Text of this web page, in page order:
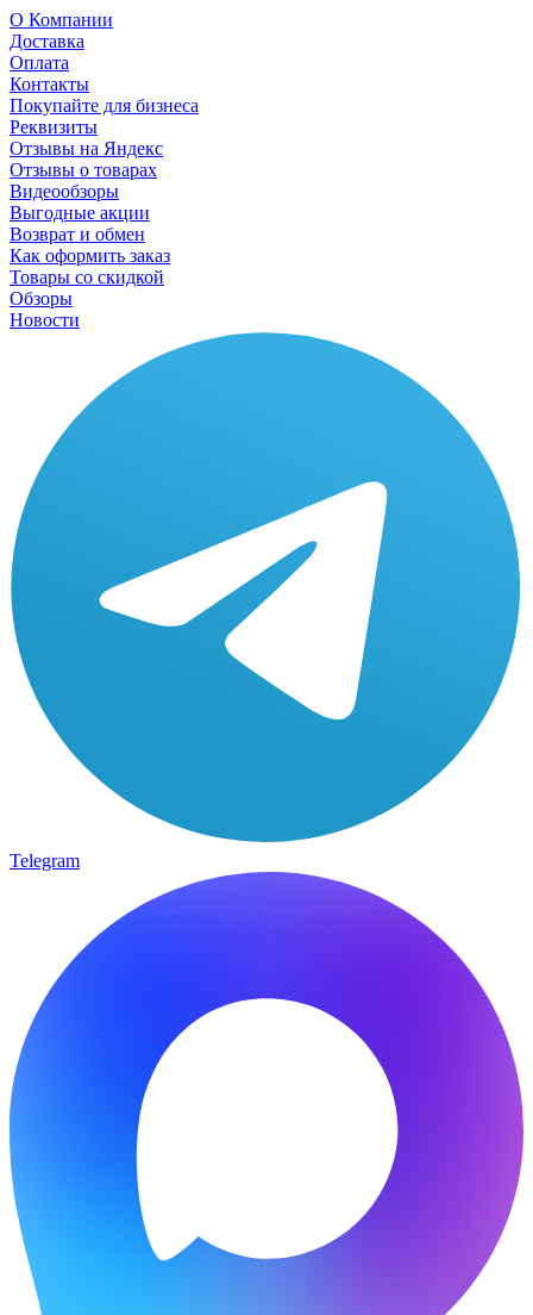
О Компании
Доставка
Оплата
Контакты
Покупайте для бизнеса
Реквизиты
Отзывы на Яндекс
Отзывы о товарах
Видеообзоры
Выгодные акции
Возврат и обмен
Как оформить заказ
Товары со скидкой
Обзоры
Новости
Telegram